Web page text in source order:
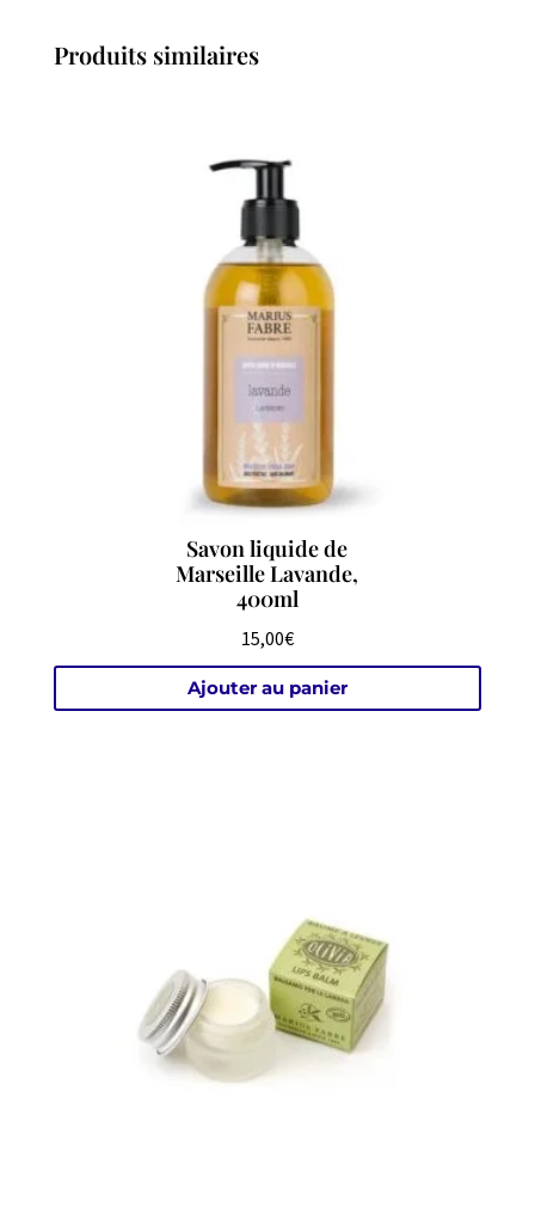
Produits similaires
Savon liquide de
Marseille Lavande,
400ml
15,00€
Ajouter au panier